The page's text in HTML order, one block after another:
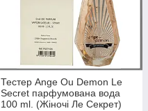
Тестер Ange Ou Demon Le
Secret парфумована вода
100 ml. (Жіночі Ле Секрет)